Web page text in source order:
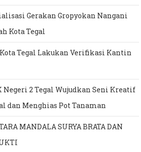
Gerakan Gropyokan Nangani
Kota Tegal
Tegal Lakukan Verifikasi Kantin
Negeri 2 Tegal Wujudkan Seni Kreatif
dan Menghias Pot Tanaman
MANDALA SURYA BRATA DAN